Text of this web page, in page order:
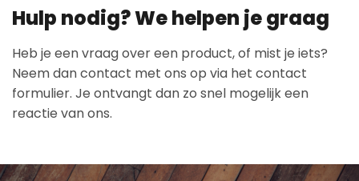
Hulp nodig? We helpen je graag
Heb je een vraag over een product, of mist je iets?
Neem dan contact met ons op via het contact
formulier. Je ontvangt dan zo snel mogelijk een
reactie van ons.